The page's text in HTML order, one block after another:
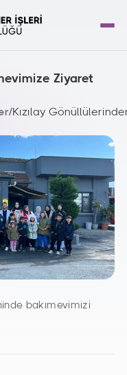
Ziyaret
/Kızılay
bakımevimizi